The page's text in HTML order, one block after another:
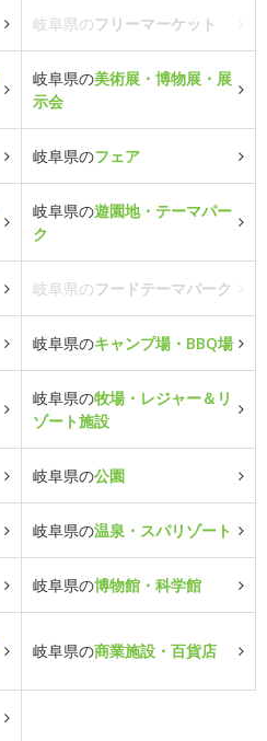
岐阜県のフリーマーケット
岐阜県の美術展・博物展・展
示会
岐阜県のフェア
岐阜県の遊園地・テーマパー
ク
岐阜県のフードテーマパーク
岐阜県のキャンプ場・BBQ場
岐阜県の牧場・レジャー＆リ
ゾート施設
岐阜県の公園
岐阜県の温泉・スパリゾート
岐阜県の博物館・科学館
岐阜県の商業施設・百貨店